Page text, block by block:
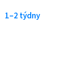
1–2 týdny